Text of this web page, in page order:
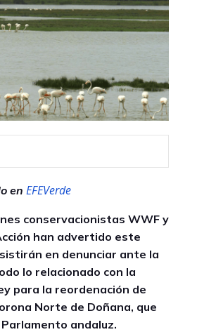
en EFEVerde
conservacionistas WWF y
han advertido este
en denunciar ante la
lo relacionado con la
para la reordenación de
Norte de Doñana, que
andaluz.